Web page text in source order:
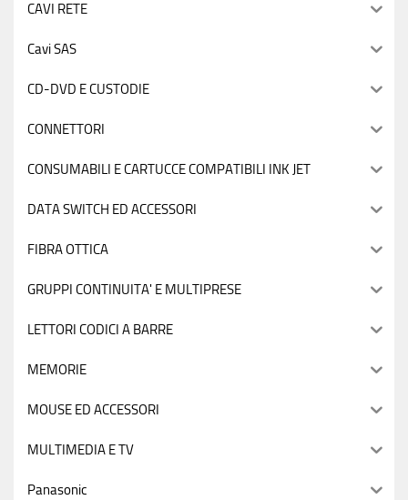
CAVI RETE
Cavi SAS
CD-DVD E CUSTODIE
CONNETTORI
CONSUMABILI E CARTUCCE COMPATIBILI INK JET
DATA SWITCH ED ACCESSORI
FIBRA OTTICA
GRUPPI CONTINUITA' E MULTIPRESE
LETTORI CODICI A BARRE
MEMORIE
MOUSE ED ACCESSORI
MULTIMEDIA E TV
Panasonic